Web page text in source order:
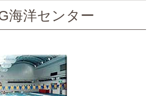
海洋センター